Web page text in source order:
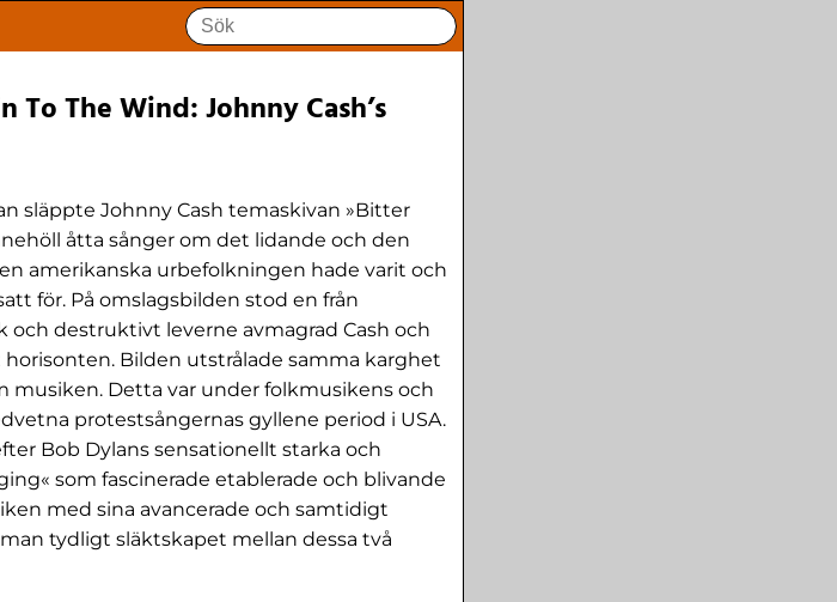
The Wind: Johnny Cash’s
släppte Johnny Cash temaskivan »Bitter
åtta sånger om det lidande och den
amerikanska urbefolkningen hade varit och
för. På omslagsbilden stod en från
och destruktivt leverne avmagrad Cash och
Bilden utstrålade samma karghet
musiken. Detta var under folkmusikens och
protestsångernas gyllene period i USA.
Bob Dylans sensationellt starka och
som fascinerade etablerade och blivande
med sina avancerade och samtidigt
tydligt släktskapet mellan dessa två